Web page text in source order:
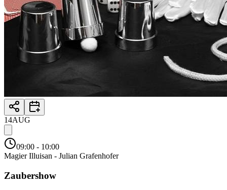
14AUG
09:00 - 10:00
Magier Illuisan - Julian Grafenhofer
Zaubershow